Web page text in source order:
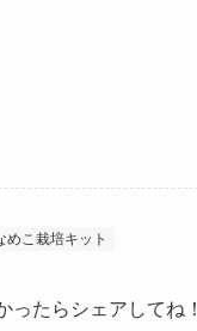
めこ栽培キット
ったらシェアしてね！